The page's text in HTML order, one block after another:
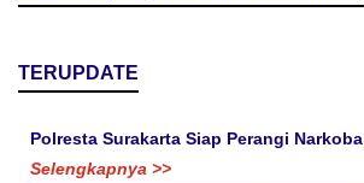
TERUPDATE
Polresta Surakarta Siap Perangi Narkoba
Selengkapnya >>